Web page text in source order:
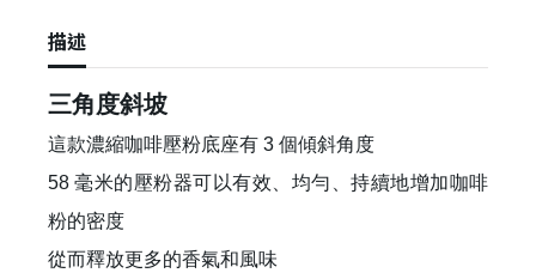
描述
三角度斜坡
這款濃縮咖啡壓粉底座有 3 個傾斜角度
58 毫米的壓粉器可以有效、均勻、持續地增加咖啡
粉的密度
從而釋放更多的香氣和風味